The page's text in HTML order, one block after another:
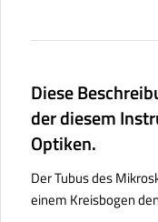
Diese
der diesem
Optiken.
Der Tubus des
einem Kreisbogen